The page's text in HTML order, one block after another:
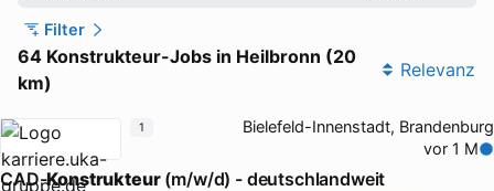
Filter
64 Konstrukteur-Jobs in Heilbronn (20
km)
Relevanz
Bielefeld-Innenstadt, Brandenburg
vor 1 M
CAD-Konstrukteur(m/w/d) - deutschlandweit
1